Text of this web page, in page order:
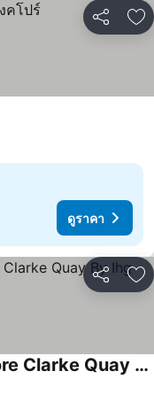
แชร์ เ
ดูราคา
แชร์ เ
Holiday Inn Express Singapore Clarke Quay By Ihg